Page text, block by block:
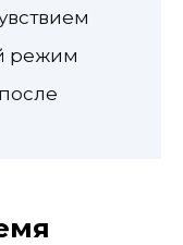
режим